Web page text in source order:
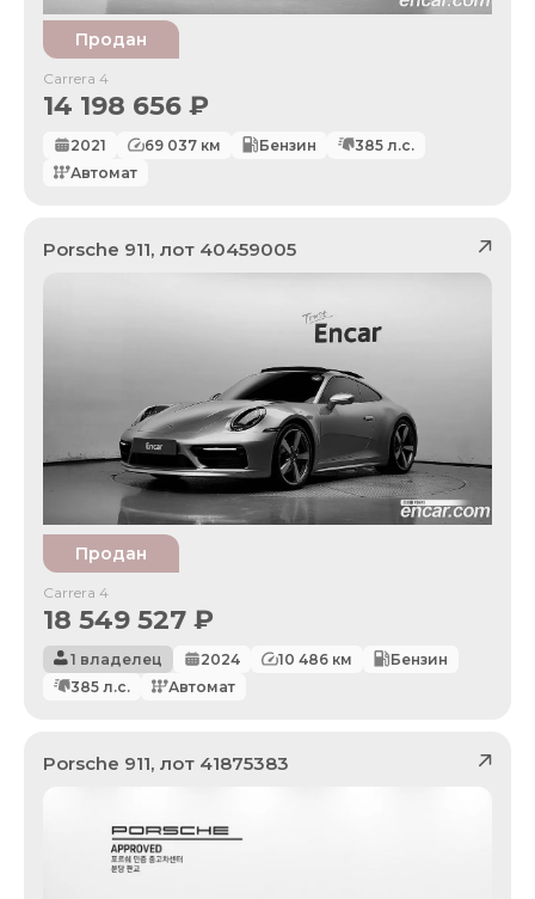
Продан
Carrera 4
14 198 656 ₽
2021 69 037 км Бензин 385 л.с.
Автомат
Porsche 911, лот 40459005
Продан
Carrera 4
18 549 527 ₽
1 владелец 2024 10 486 км
Бензин
385 л.с. Автомат
Porsche 911, лот 41875383